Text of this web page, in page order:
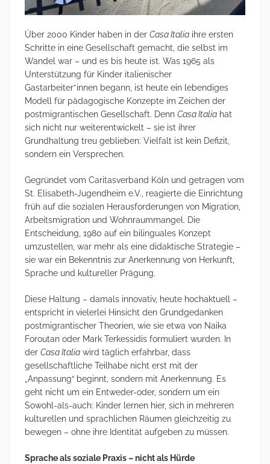
Über 2000 Kinder haben in der Casa Italia ihre ersten
Schritte in eine Gesellschaft gemacht, die selbst im
Wandel war – und es bis heute ist. Was 1965 als
Unterstützung für Kinder italienischer
Gastarbeiter*innen begann, ist heute ein lebendiges
Modell für pädagogische Konzepte im Zeichen der
postmigrantischen Gesellschaft. Denn Casa Italia hat
sich nicht nur weiterentwickelt – sie ist ihrer
Grundhaltung treu geblieben: Vielfalt ist kein Defizit,
sondern ein Versprechen.
Gegründet vom Caritasverband Köln und getragen vom
St. Elisabeth-Jugendheim e.V., reagierte die Einrichtung
früh auf die sozialen Herausforderungen von Migration,
Arbeitsmigration und Wohnraummangel. Die
Entscheidung, 1980 auf ein bilinguales Konzept
umzustellen, war mehr als eine didaktische Strategie –
sie war ein Bekenntnis zur Anerkennung von Herkunft,
Sprache und kultureller Prägung.
Diese Haltung – damals innovativ, heute hochaktuell –
entspricht in vielerlei Hinsicht den Grundgedanken
postmigrantischer Theorien, wie sie etwa von Naika
Foroutan oder Mark Terkessidis formuliert wurden. In
der Casa Italia wird täglich erfahrbar, dass
gesellschaftliche Teilhabe nicht erst mit der
„Anpassung“ beginnt, sondern mit Anerkennung. Es
geht nicht um ein Entweder-oder, sondern um ein
Sowohl-als-auch: Kinder lernen hier, sich in mehreren
kulturellen und sprachlichen Räumen gleichzeitig zu
bewegen – ohne ihre Identität aufgeben zu müssen.
Sprache als soziale Praxis – nicht als Hürde